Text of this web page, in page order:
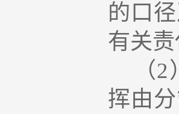
的口
有关
（
挥由